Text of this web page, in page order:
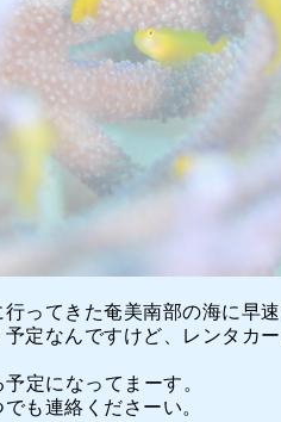
ってきた奄美南部の海に早速
定なんですけど、レンタカ
定になってまーす。
も連絡くださーい。